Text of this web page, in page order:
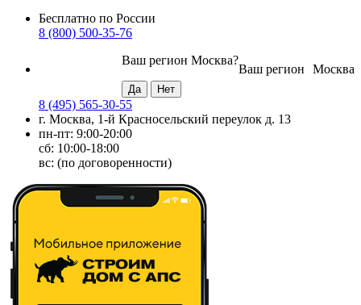
Бесплатно по России
8 (800) 500-35-76
Москва
Ваш регион
Ваш регион Москва?
8 (495) 565-30-55
г. Москва, 1-й Красносельский переулок д. 13
пн-пт: 9:00-20:00
сб: 10:00-18:00
вс: (по договоренности)